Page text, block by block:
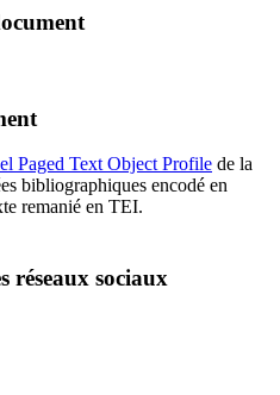
Paged Text Object Profile de la
bibliographiques encodé en
remanié en TEI.
réseaux sociaux